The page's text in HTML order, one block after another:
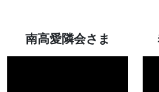
南高愛隣会さま